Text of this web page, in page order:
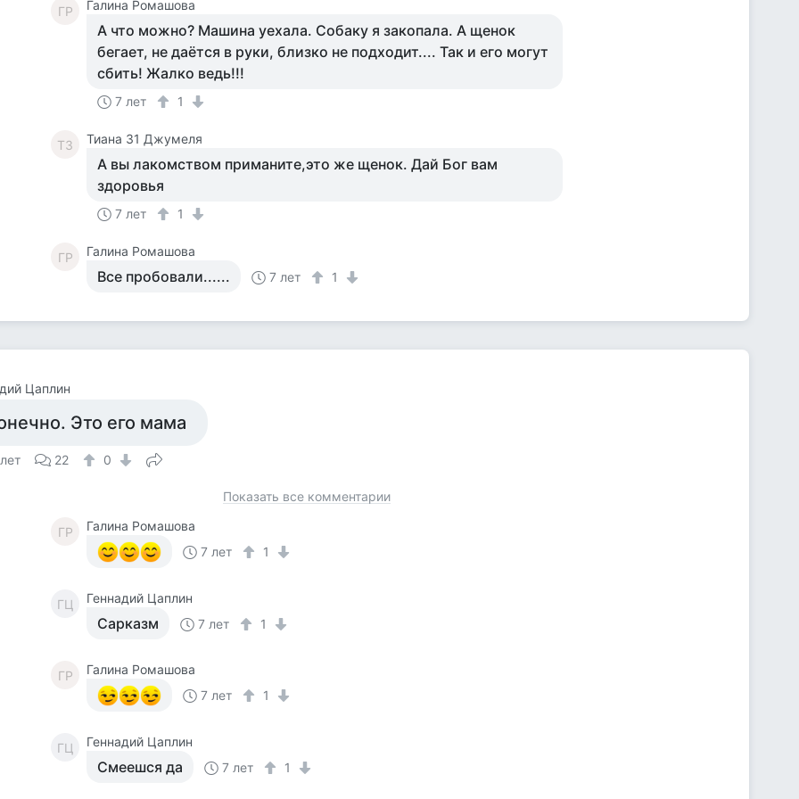
ГР Галина Ромашова
А что можно? Машина уехала. Собаку я закопала. А щенок
бегает, не даётся в руки, близко не подходит.... Так и его могут
сбить! Жалко ведь!!!
7 лет 1
Т3 Тиана 31 Джумеля
А вы лакомством приманите,это же щенок. Дай Бог вам
здоровья
7 лет 1
ГР Галина Ромашова
Все пробовали...... 7 лет 1
Цаплин
Это его мама
22 0
Показать все комментарии
ГР
Галина Ромашова
7 лет
1
ГЦ Геннадий Цаплин
Сарказм 7 лет 1
ГР
Галина Ромашова
7 лет
1
ГЦ Геннадий Цаплин
Смеешся да 7 лет 1